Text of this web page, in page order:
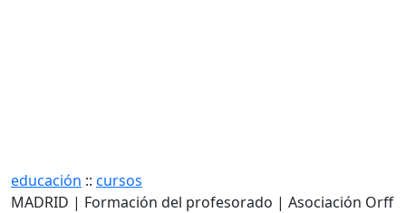
educación :: cursos
MADRID | Formación del profesorado | Asociación Orff